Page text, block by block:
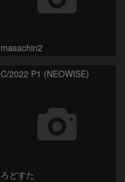
masachin2
C/2022 P1 (NEOWISE)
ろどすた